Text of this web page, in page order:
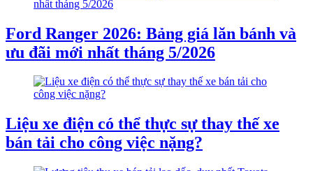
Ford Ranger 2026: Bảng giá lăn bánh và
ưu đãi mới nhất tháng 5/2026
Liệu xe điện có thể thực sự thay thế xe
bán tải cho công việc nặng?